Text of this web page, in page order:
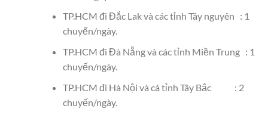
TP.HCM đi Đắc Lak và các tỉnh Tây nguyên : 1
chuyến/ngày.
TP.HCM đi Đà Nẵng và các tỉnh Miền Trung : 1
chuyến/ngày.
TP.HCM đi Hà Nội và cá tỉnh Tây Bắc : 2
chuyến/ngày.